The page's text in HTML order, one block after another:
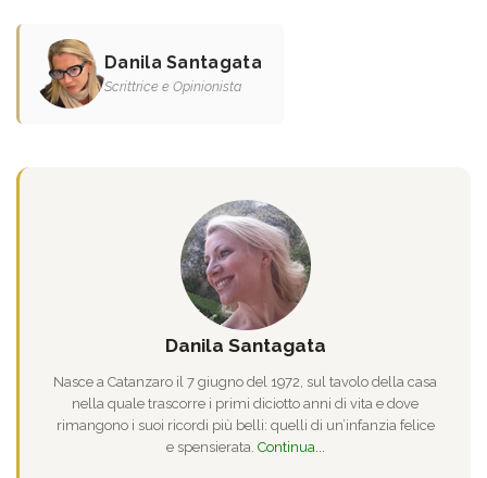
Danila Santagata
Scrittrice e Opinionista
Danila Santagata
Nasce a Catanzaro il 7 giugno del 1972, sul tavolo della casa
nella quale trascorre i primi diciotto anni di vita e dove
rimangono i suoi ricordi più belli: quelli di un’infanzia felice
e spensierata. Continua...